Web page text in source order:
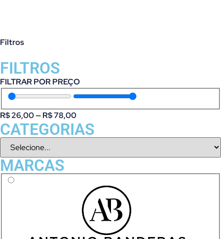
Filtros
FILTROS
FILTRAR POR PREÇO
R$26,00—R$78,00
CATEGORIAS
MARCAS